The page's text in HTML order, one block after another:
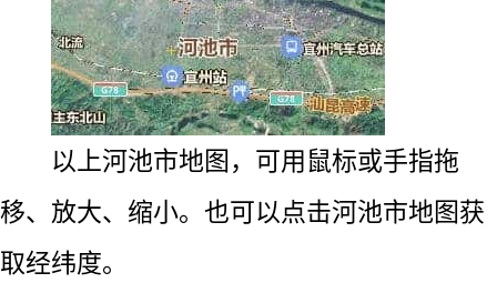
以上河池市地图，可用鼠标或手指拖
移、放大、缩小。也可以点击河池市地图获
取经纬度。